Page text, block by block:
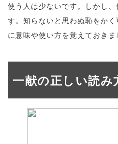
使う人は少ないです。しかし
す。知らないと思わぬ恥をか
に意味や使い方を覚えておきま
一献の正しい読み